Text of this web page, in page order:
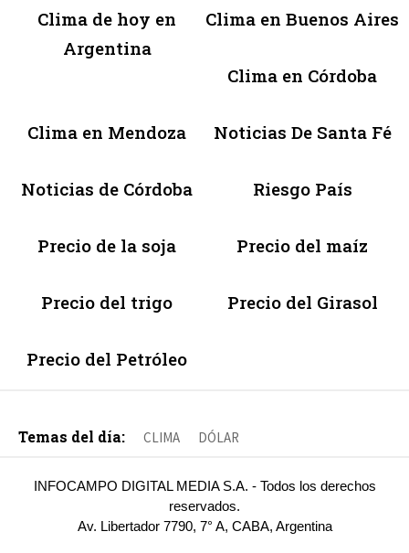
Clima de hoy en
Argentina
Clima en Buenos Aires
Clima en Córdoba
Clima en Mendoza Noticias De Santa Fé
Noticias de Córdoba Riesgo País
Precio de la soja Precio del maíz
Precio del trigo Precio del Girasol
Precio del Petróleo
Temas del día: CLIMA DÓLAR
INFOCAMPO DIGITAL MEDIA S.A. - Todos los derechos
reservados.
Av. Libertador 7790, 7° A, CABA, Argentina